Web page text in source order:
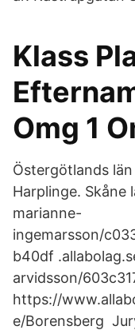
Klass
Omg 1
Östergötlands
Harplinge.
marianne-
ingemarsson/
b40df
arvidsson/
https://
e/Borensberg